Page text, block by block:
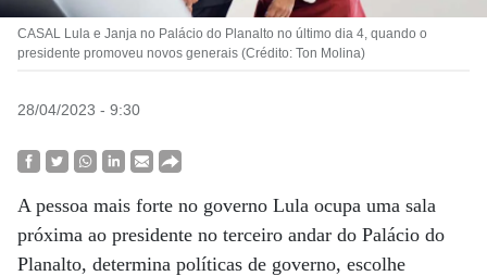
CASAL Lula e Janja no Palácio do Planalto no último dia 4, quando o
presidente promoveu novos generais (Crédito: Ton Molina)
28/04/2023 - 9:30
A pessoa mais forte no governo Lula ocupa uma sala
próxima ao presidente no terceiro andar do Palácio do
Planalto, determina políticas de governo, escolhe